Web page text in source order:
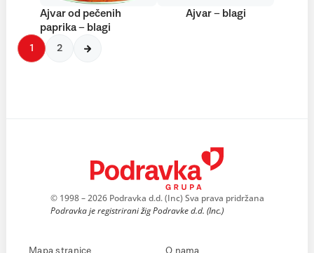
Ajvar od pečenih
paprika – blagi
Ajvar – blagi
1 2
© 1998 – 2026 Podravka d.d. (Inc) Sva prava pridržana
Podravka je registrirani žig Podravke d.d. (Inc.)
Mapa stranice O nama